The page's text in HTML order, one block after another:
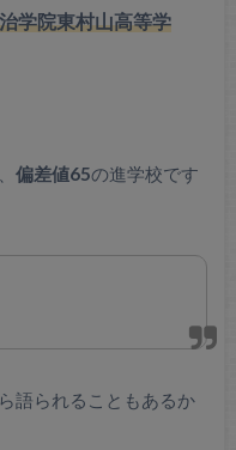
学院東村山高等学
偏差値65の進学校です
語られることもあるか